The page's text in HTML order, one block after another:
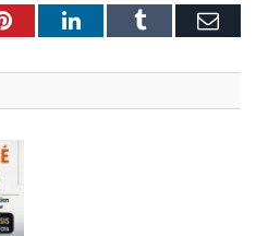
PinterestLinkedInTumblr